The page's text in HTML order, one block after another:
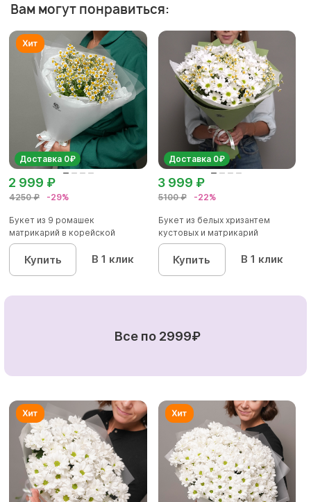
Вам могут понравиться:
Доставка 0₽
4250 ₽ -29%
2 999 ₽
Букет из 9 ромашек
матрикарий в корейской
матовой пленк...
Купить В 1 клик
Доставка 0₽
5100 ₽ -22%
3 999 ₽
Букет из белых хризантем
кустовых и матрикарий
(ромашек...
Купить В 1 клик
Все по 2999₽